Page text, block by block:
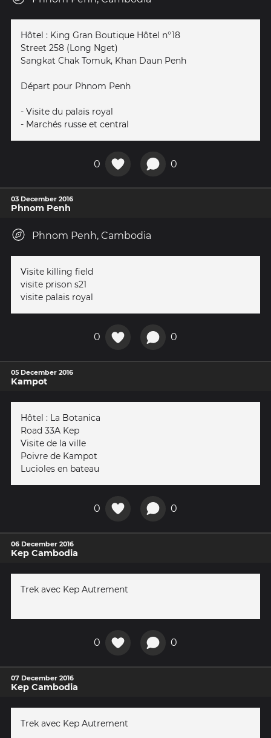
Hôtel : King Gran Boutique Hôtel n°18
Street 258 (Long Nget)
Sangkat Chak Tomuk, Khan Daun Penh
Départ pour Phnom Penh
- Visite du palais royal
- Marchés russe et central
0 0
03 December 2016
Phnom Penh
Phnom Penh, Cambodia
Visite killing field
visite prison s21
visite palais royal
0 0
05 December 2016
Kampot
Hôtel : La Botanica
Road 33A Kep
Visite de la ville
Poivre de Kampot
Lucioles en bateau
0 0
06 December 2016
Kep Cambodia
Trek avec Kep Autrement
0 0
07 December 2016
Kep Cambodia
Trek avec Kep Autrement